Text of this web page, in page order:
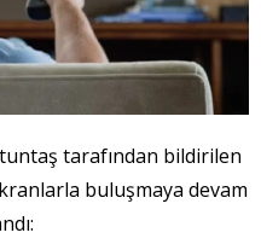
tarafından bildirilen
buluşmaya devam